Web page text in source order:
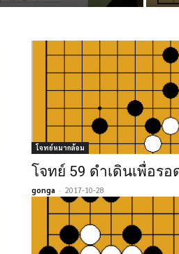
โจทย์หมากล้อม
โจทย์ 59 ดำเดินเพื่อรอ
gonga - 2017-10-28